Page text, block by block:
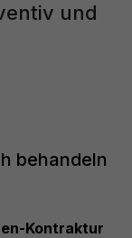
und
behandeln
Kontraktur